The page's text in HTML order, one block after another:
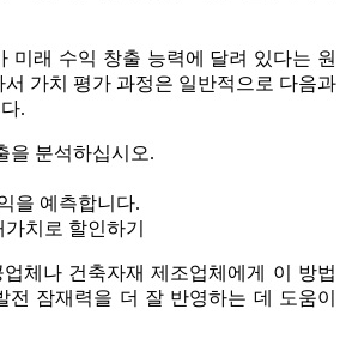
미래 수익 창출 능력에 달려 있다는 원
가치 평가 과정은 일반적으로 다음과
.
을 분석하십시오.
을 예측합니다.
치로 할인하기
체나 건축자재 제조업체에게 이 방법
전 잠재력을 더 잘 반영하는 데 도움이